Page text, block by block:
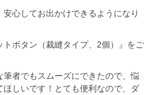
心してお出かけできるようになり
ボタン（裁縫タイプ、2個）』をご
者でもスムーズにできたので、悩
しいです！とても便利なので、ダ